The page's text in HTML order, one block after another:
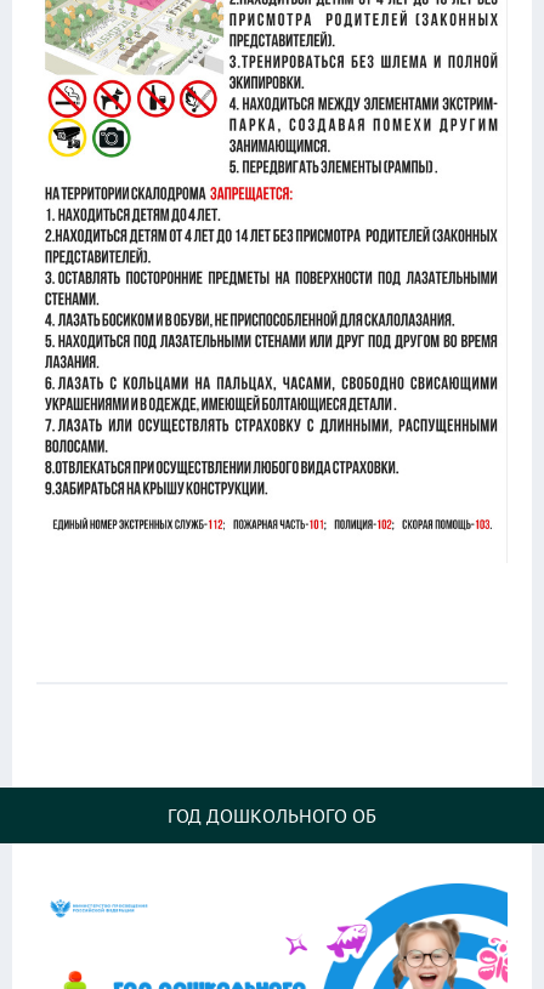
ГОД ДОШКОЛЬНОГО ОБ